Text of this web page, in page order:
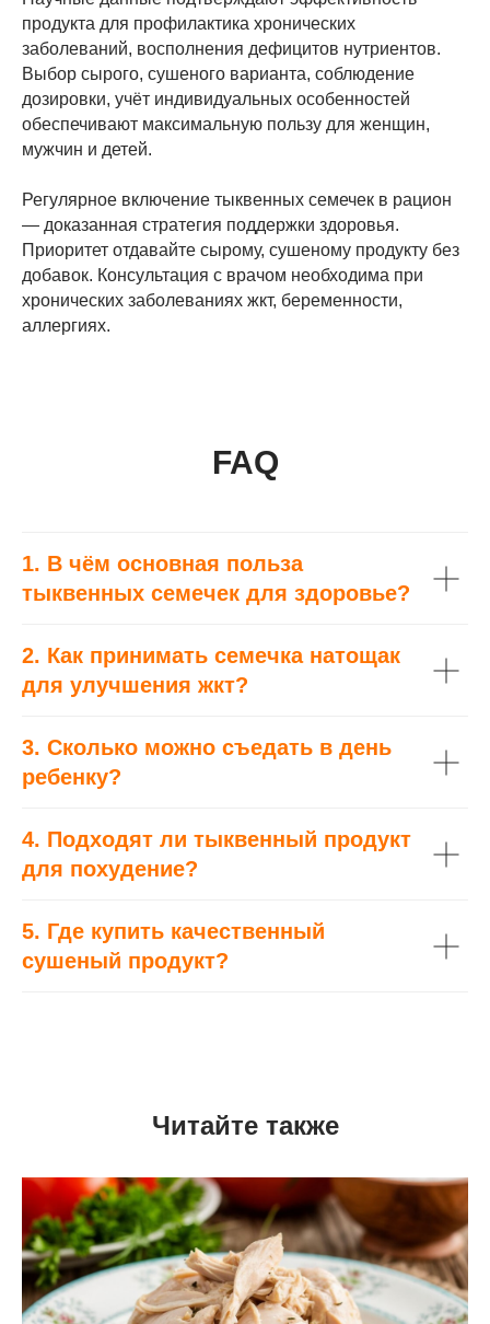
продукта для профилактика хронических
заболеваний, восполнения дефицитов нутриентов.
Выбор сырого, сушеного варианта, соблюдение
дозировки, учёт индивидуальных особенностей
обеспечивают максимальную пользу для женщин,
мужчин и детей.
Регулярное включение тыквенных семечек в рацион
— доказанная стратегия поддержки здоровья.
Приоритет отдавайте сырому, сушеному продукту без
добавок. Консультация с врачом необходима при
хронических заболеваниях жкт, беременности,
аллергиях.
FAQ
1. В чём основная польза
тыквенных семечек для здоровье?
2. Как принимать семечка натощак
для улучшения жкт?
3. Сколько можно съедать в день
ребенку?
4. Подходят ли тыквенный продукт
для похудение?
5. Где купить качественный
сушеный продукт?
Читайте также